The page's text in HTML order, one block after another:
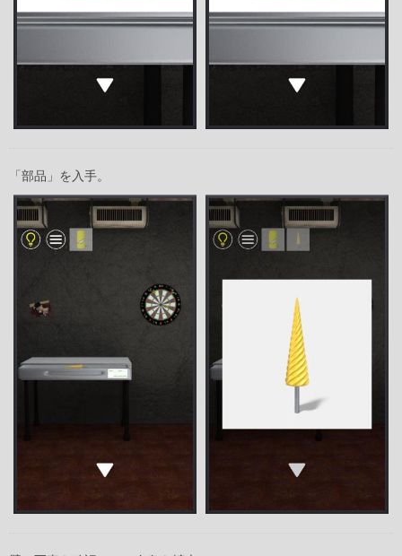
「部品」を入手。